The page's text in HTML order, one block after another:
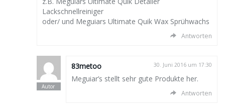
Lackschnellreiniger
oder/ und Meguiars Ultimate Quik Wax Sprühwachs
Antworten
83metoo 30. Juni 2016 um 17:30
Meguiar’s stellt sehr gute Produkte her.
Antworten